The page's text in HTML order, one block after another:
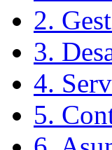
2.
3.
4.
5.